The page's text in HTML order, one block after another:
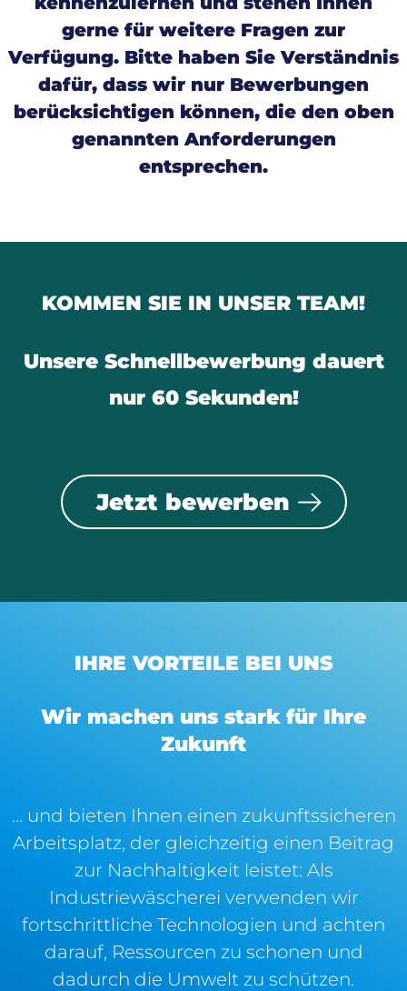
gerne für weitere Fragen zur
Verfügung. Bitte haben Sie Verständnis
dafür, dass wir nur Bewerbungen
berücksichtigen können, die den oben
genannten Anforderungen
entsprechen.
KOMMEN SIE IN UNSER TEAM!
Unsere Schnellbewerbung dauert
nur 60 Sekunden!
Jetzt bewerben
IHRE VORTEILE BEI UNS
Wir machen uns stark für Ihre
Zukunft
… und bieten Ihnen einen zukunftssicheren
Arbeitsplatz, der gleichzeitig einen Beitrag
zur Nachhaltigkeit leistet: Als
Industriewäscherei verwenden wir
fortschrittliche Technologien und achten
darauf, Ressourcen zu schonen und
dadurch die Umwelt zu schützen.